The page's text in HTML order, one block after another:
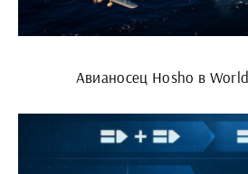
Авианосец Hosho в